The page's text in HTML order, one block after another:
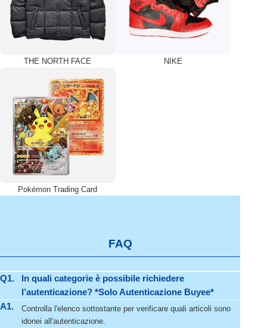
THE NORTH FACE NIKE
Pokémon Trading Card
FAQ
Q1.
In quali categorie è possibile richiedere
l’autenticazione? *Solo Autenticazione Buyee*
A1.
Controlla l'elenco sottostante per verificare quali articoli sono
idonei all'autenticazione.